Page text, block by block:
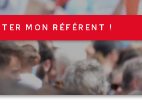
MON RÉFÉRENT !